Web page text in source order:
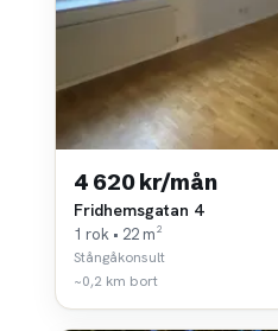
4 620 kr/mån
Fridhemsgatan 4
1 rok • 22 m²
Stångåkonsult
~0,2 km bort